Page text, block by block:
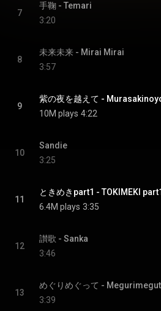
7
手鞠 - Temari
3:20
8
未来未来 - Mirai Mirai
3:57
9
紫の夜を越えて -
10M plays 4:22
10
Sandie
3:25
11
ときめきpart1 - TOKIMEKI part1
6.4M plays 3:35
12
讃歌 - Sanka
3:46
13
めぐりめぐって -
3:39